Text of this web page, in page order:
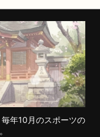
年10月のスポーツの